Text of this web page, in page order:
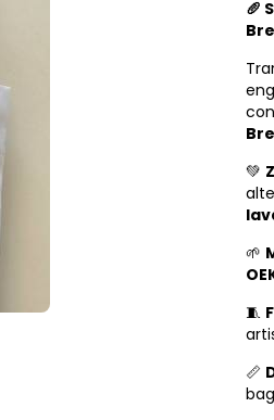
🥖
💚
🌱
🧵
📏